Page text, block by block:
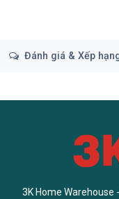
Đánh giá & Xếp
3K Home Warehouse